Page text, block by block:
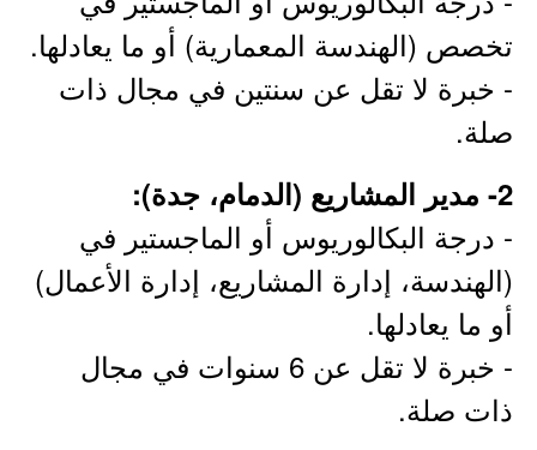
تخصص (الهندسة المعمارية) أو ما يعادلها.
- خبرة لا تقل عن سنتين في مجال ذات
صلة.
2- مدير المشاريع (الدمام، جدة):
- درجة البكالوريوس أو الماجستير في
(الهندسة، إدارة المشاريع، إدارة الأعمال)
أو ما يعادلها.
- خبرة لا تقل عن 6 سنوات في مجال
ذات صلة.